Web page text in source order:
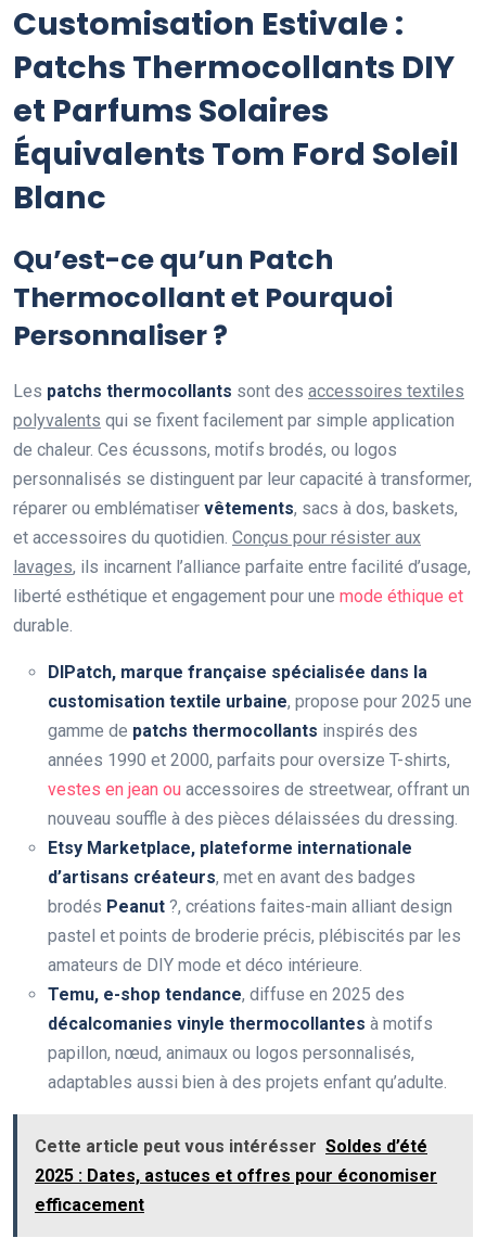
Customisation Estivale :
Patchs Thermocollants DIY
et Parfums Solaires
Équivalents Tom Ford Soleil
Blanc
Qu’est-ce qu’un Patch
Thermocollant et Pourquoi
Personnaliser ?
Les patchs thermocollants sont des accessoires textiles
polyvalents qui se fixent facilement par simple application
de chaleur. Ces écussons, motifs brodés, ou logos
personnalisés se distinguent par leur capacité à transformer,
réparer ou emblématiser vêtements, sacs à dos, baskets,
et accessoires du quotidien. Conçus pour résister aux
lavages, ils incarnent l’alliance parfaite entre facilité d’usage,
liberté esthétique et engagement pour une mode éthique et
durable.
DIPatch, marque française spécialisée dans la
customisation textile urbaine, propose pour 2025 une
gamme de patchs thermocollants inspirés des
années 1990 et 2000, parfaits pour oversize T-shirts,
vestes en jean ou accessoires de streetwear, offrant un
nouveau souffle à des pièces délaissées du dressing.
Etsy Marketplace, plateforme internationale
d’artisans créateurs, met en avant des badges
brodés Peanut ?, créations faites-main alliant design
pastel et points de broderie précis, plébiscités par les
amateurs de DIY mode et déco intérieure.
Temu, e-shop tendance, diffuse en 2025 des
décalcomanies vinyle thermocollantes à motifs
papillon, nœud, animaux ou logos personnalisés,
adaptables aussi bien à des projets enfant qu’adulte.
Cette article peut vous intérésser Soldes d’été
2025 : Dates, astuces et offres pour économiser
efficacement